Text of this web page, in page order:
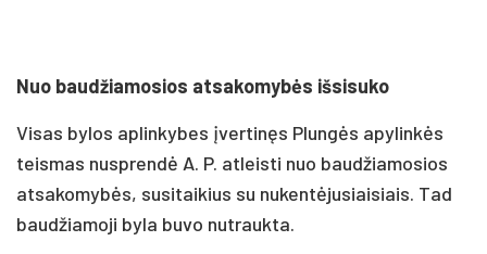
Nuo baudžiamosios atsakomybės išsisuko
Visas bylos aplinkybes įvertinęs Plungės apylinkės
teismas nusprendė A. P. atleisti nuo baudžiamosios
atsakomybės, susitaikius su nukentėjusiaisiais. Tad
baudžiamoji byla buvo nutraukta.